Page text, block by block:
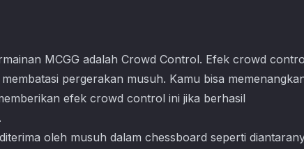
MCGG adalah Crowd Control. Efek crowd
pergerakan musuh. Kamu bisa
efek crowd control ini jika berhasil
oleh musuh dalam chessboard seperti